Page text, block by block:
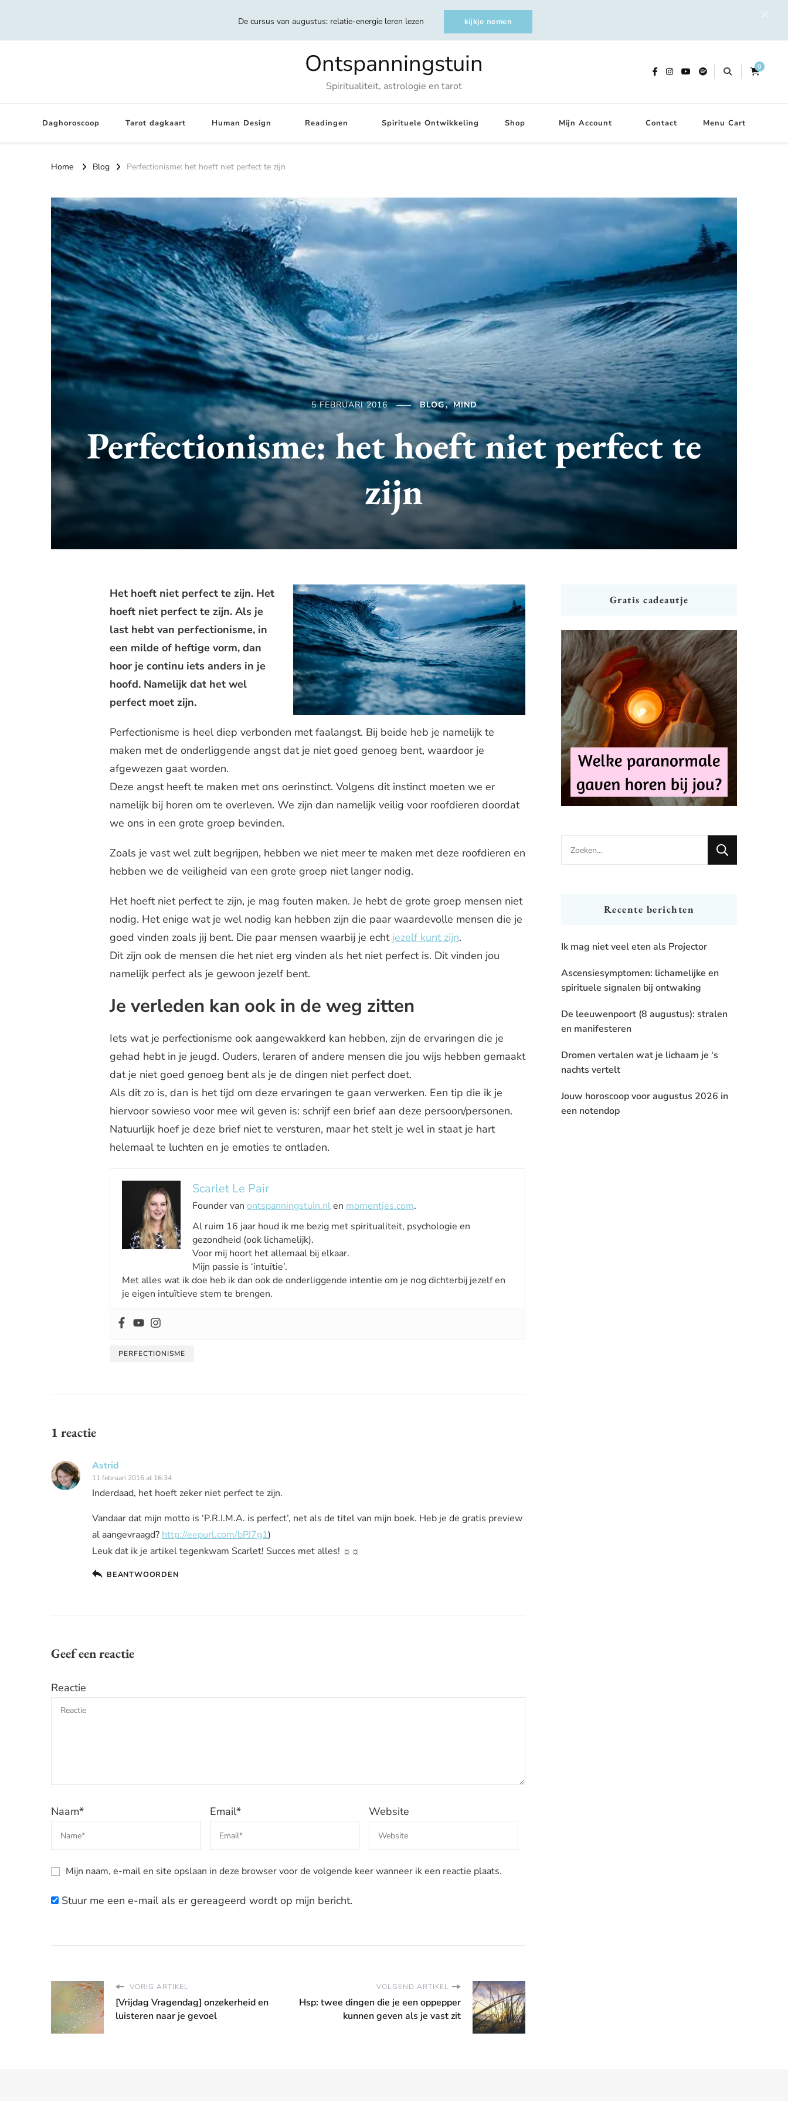
De cursus van augustus: relatie-energie leren lezen kijkje nemen
Ontspanningstuin
Spiritualiteit, astrologie en tarot
0
Daghoroscoop Tarot dagkaart Human Design Readingen Spirituele Ontwikkeling Shop Mijn Account Contact Menu Cart
Home Blog Perfectionisme: het hoeft niet perfect te zijn
5 FEBRUARI 2016 BLOG MIND
Perfectionisme: het hoeft niet perfect te
zijn
Het hoeft niet perfect te zijn. Het
hoeft niet perfect te zijn. Als je
last hebt van perfectionisme, in
een milde of heftige vorm, dan
hoor je continu iets anders in je
hoofd. Namelijk dat het wel
perfect moet zijn.
Perfectionisme is heel diep verbonden met faalangst. Bij beide heb je namelijk te
maken met de onderliggende angst dat je niet goed genoeg bent, waardoor je
afgewezen gaat worden.
Deze angst heeft te maken met ons oerinstinct. Volgens dit instinct moeten we er
namelijk bij horen om te overleven. We zijn dan namelijk veilig voor roofdieren doordat
we ons in een grote groep bevinden.
Zoals je vast wel zult begrijpen, hebben we niet meer te maken met deze roofdieren en
hebben we de veiligheid van een grote groep niet langer nodig.
Het hoeft niet perfect te zijn, je mag fouten maken. Je hebt de grote groep mensen niet
nodig. Het enige wat je wel nodig kan hebben zijn die paar waardevolle mensen die je
goed vinden zoals jij bent. Die paar mensen waarbij je echt jezelf kunt zijn.
Dit zijn ook de mensen die het niet erg vinden als het niet perfect is. Dit vinden jou
namelijk perfect als je gewoon jezelf bent.
Je verleden kan ook in de weg zitten
Iets wat je perfectionisme ook aangewakkerd kan hebben, zijn de ervaringen die je
gehad hebt in je jeugd. Ouders, leraren of andere mensen die jou wijs hebben gemaakt
dat je niet goed genoeg bent als je de dingen niet perfect doet.
Als dit zo is, dan is het tijd om deze ervaringen te gaan verwerken. Een tip die ik je
hiervoor sowieso voor mee wil geven is: schrijf een brief aan deze persoon/personen.
Natuurlijk hoef je deze brief niet te versturen, maar het stelt je wel in staat je hart
helemaal te luchten en je emoties te ontladen.
Scarlet Le Pair
Founder van ontspanningstuin.nlen momentjes.com.
Al ruim 16 jaar houd ik me bezig met spiritualiteit, psychologie en
gezondheid (ook lichamelijk).
Voor mij hoort het allemaal bij elkaar.
Mijn passie is ‘intuïtie’.
Met alles wat ik doe heb ik dan ook de onderliggende intentie om je nog dichterbij jezelf en
je eigen intuïtieve stem te brengen.
PERFECTIONISME
1 reactie
Astrid
11 februari 2016 at 16:34
Inderdaad, het hoeft zeker niet perfect te zijn.
Vandaar dat mijn motto is ‘P.R.I.M.A. is perfect’, net als de titel van mijn boek. Heb je de gratis preview
al aangevraagd? http://eepurl.com/bPJ7g1)
Leuk dat ik je artikel tegenkwam Scarlet! Succes met alles! ☼☼
BEANTWOORDEN
Geef een reactie
Reactie
Naam* Email* Website
Mijn naam, e-mail en site opslaan in deze browser voor de volgende keer wanneer ik een reactie plaats.
Stuur me een e-mail als er gereageerd wordt op mijn bericht.
VORIG ARTIKEL
[Vrijdag Vragendag] onzekerheid en
luisteren naar je gevoel
VOLGEND ARTIKEL
Hsp: twee dingen die je een oppepper
kunnen geven als je vast zit
Gratis cadeautje
Looking
for
Recente berichten
Ik mag niet veel eten als Projector
Ascensiesymptomen: lichamelijke en
spirituele signalen bij ontwaking
De leeuwenpoort (8 augustus): stralen
en manifesteren
Dromen vertalen wat je lichaam je ‘s
nachts vertelt
Jouw horoscoop voor augustus 2026 in
een notendop